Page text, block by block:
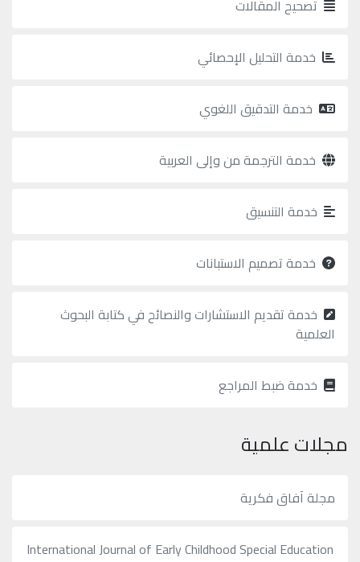
تصحيح المقالات
خدمة التحليل الإحصائي
خدمة التدقيق اللغوي
خدمة الترجمة من وإلى العربية
خدمة التنسيق
خدمة تصميم الاستبانات
خدمة تقديم الاستشارات والنصائح في كتابة البحوث
العلمية
خدمة ضبط المراجع
مجلات علمية
مجلة آفاق فكرية
International Journal of Early Childhood Special Education